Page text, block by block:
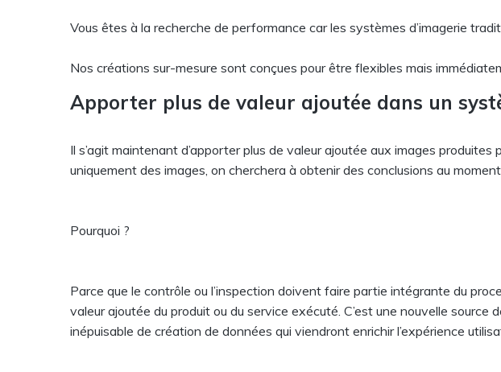
Vous êtes à la recherche de performance car les systèmes d’imagerie
Nos créations sur-mesure sont conçues pour être flexibles mais
Apporter plus de valeur ajoutée dans un
Il s’agit maintenant d’apporter plus de valeur ajoutée aux images
uniquement des images, on cherchera à obtenir des conclusions au
Pourquoi ?
Parce que le contrôle ou l’inspection doivent faire partie intégrante du
valeur ajoutée du produit ou du service exécuté. C’est une nouvelle source
inépuisable de création de données qui viendront enrichir l’expérience